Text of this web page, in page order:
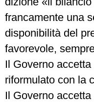
francamente una
disponibilità del
favorevole,
Il Governo
riformulato con la
Il Governo